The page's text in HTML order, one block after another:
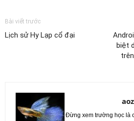
Bài viết trước
Lịch sử Hy Lạp cổ đại
biệt
Đừng xem trường học là